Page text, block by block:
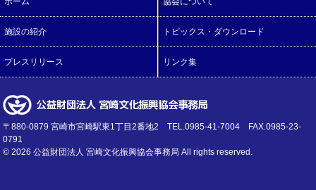
施設の紹介 トピックス・ダウンロード
プレスリリース リンク集
〒880-0879 宮崎市宮崎駅東1丁目2番地2 TEL.0985-41-7004 FAX.0985-23-
0791
©2026 公益財団法人 宮崎文化振興協会事務局 All rights reserved.